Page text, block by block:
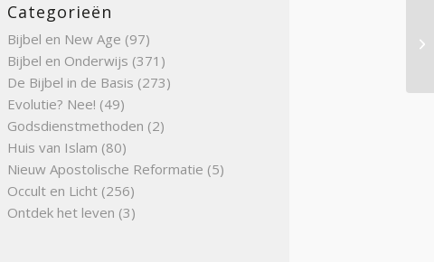
Categorieën
Bijbel en New Age (97)
Bijbel en Onderwijs (371)
De Bijbel in de Basis (273)
Evolutie? Nee! (49)
Godsdienstmethoden (2)
Huis van Islam (80)
Nieuw Apostolische Reformatie (5)
Occult en Licht (256)
Ontdek het leven (3)